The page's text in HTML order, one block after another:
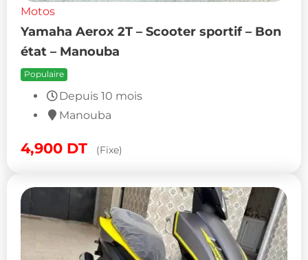
Motos
Yamaha Aerox 2T – Scooter sportif – Bon
état – Manouba
Populaire
Depuis 10 mois
Manouba
4,900 DT (Fixe)